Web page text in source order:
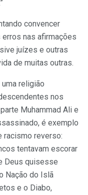
convencer
nas afirmações
juízes e outras
de muitas outras.
religião
nos
Muhammad Ali e
é exemplo
racismo reverso:
tentavam escorar
Deus quisesse
Nação do Islã
e o Diabo,